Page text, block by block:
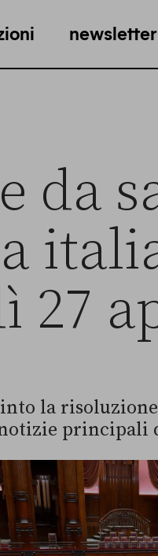
newsletter
da
27
la
principali